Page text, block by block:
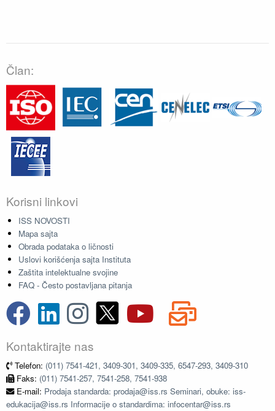
Član:
Korisni linkovi
ISS NOVOSTI
Mapa sajta
Obrada podataka o ličnosti
Uslovi korišćenja sajta Instituta
Zaštita intelektualne svojine
FAQ - Često postavljana pitanja
Kontaktirajte nas
Telefon: (011) 7541-421, 3409-301, 3409-335, 6547-293, 3409-310
Faks: (011) 7541-257, 7541-258, 7541-938
E-mail: Prodaja standarda: prodaja@iss.rs Seminari, obuke: iss-
edukacija@iss.rs Informacije o standardima: infocentar@iss.rs